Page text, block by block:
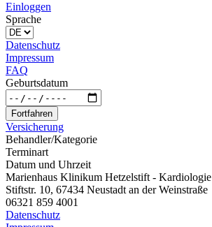
Einloggen
Sprache
Datenschutz
Impressum
FAQ
Geburtsdatum
Fortfahren
Versicherung
Behandler/Kategorie
Terminart
Datum und Uhrzeit
Marienhaus Klinikum Hetzelstift - Kardiologie
Stiftstr. 10, 67434 Neustadt an der Weinstraße
06321 859 4001
Datenschutz